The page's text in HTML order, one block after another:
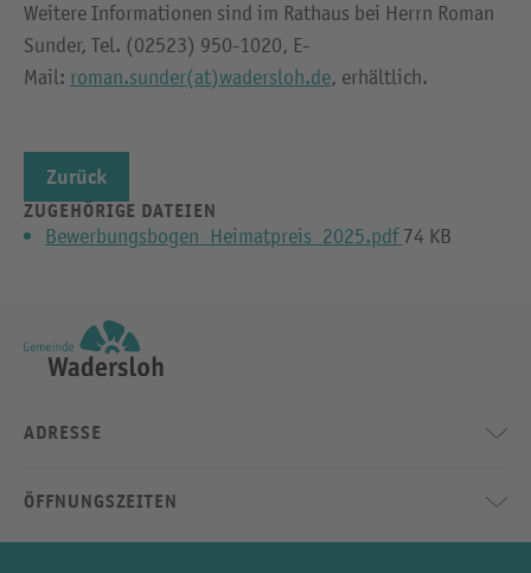
Weitere Informationen sind im Rathaus bei Herrn Roman
Sunder, Tel. (02523) 950-1020, E-
Mail: roman.sunder(at)wadersloh.de, erhältlich.
Zurück
ZUGEHÖRIGE DATEIEN
Bewerbungsbogen_Heimatpreis_2025.pdf 74 KB
ADRESSE
ÖFFNUNGSZEITEN